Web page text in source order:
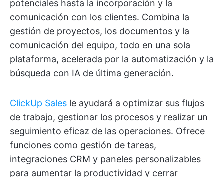
potenciales hasta la incorporación y la
comunicación con los clientes. Combina la
gestión de proyectos, los documentos y la
comunicación del equipo, todo en una sola
plataforma, acelerada por la automatización y la
búsqueda con IA de última generación.
ClickUp Sales le ayudará a optimizar sus flujos
de trabajo, gestionar los procesos y realizar un
seguimiento eficaz de las operaciones. Ofrece
funciones como gestión de tareas,
integraciones CRM y paneles personalizables
para aumentar la productividad y cerrar